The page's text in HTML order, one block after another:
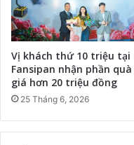
Vị khách thứ 10 triệu tại
Fansipan nhận phần
giá hơn 20 triệu đồng
25 Tháng 6, 2026